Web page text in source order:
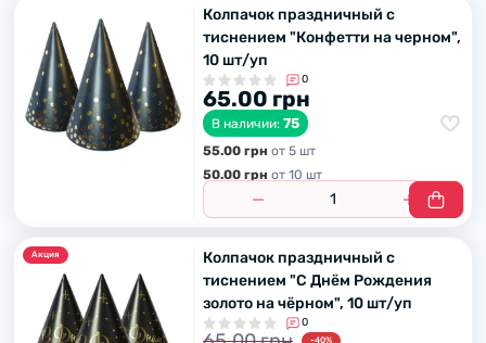
Колпачок праздничный с
тиснением "Конфетти на черном",
10 шт/уп
0
65.00 грн
В наличии: 75
55.00 грн от 5 шт
50.00 грн от 10 шт
Акция
Колпачок праздничный с
тиснением "С Днём Рождения
золото на чёрном", 10 шт/уп
0
-40%